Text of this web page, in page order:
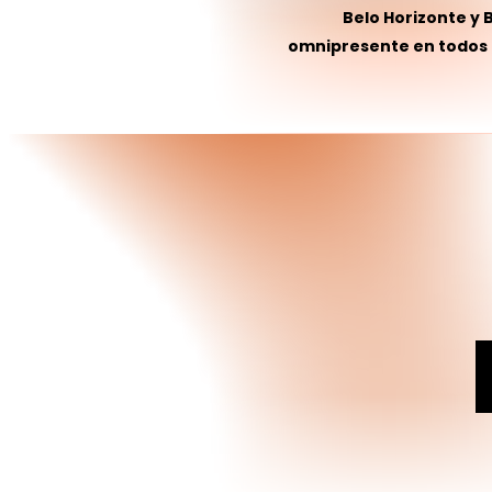
Belo Horizonte y
omnipresente en todos